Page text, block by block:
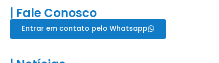
| Fale Conosco
Entrar em contato pelo Whatsapp